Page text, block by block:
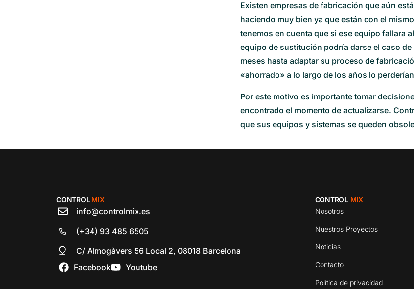
Existen empresas de fabricación que aún
haciendo muy bien ya que están con el
tenemos en cuenta que si ese equipo fallara
equipo de sustitución podría darse el caso
meses hasta adaptar su proceso de
«ahorrado» a lo largo de los años lo
Por este motivo es importante tomar
encontrado el momento de actualizarse.
que sus equipos y sistemas se queden
CONTROL MIX
info@controlmix.es
(+34) 93 485 6505
C/ Almogàvers 56 Local 2, 08018 Barcelona
Facebook
Youtube
CONTROL MIX
Nosotros
Nuestros Proyectos
Noticias
Contacto
Política de privacidad